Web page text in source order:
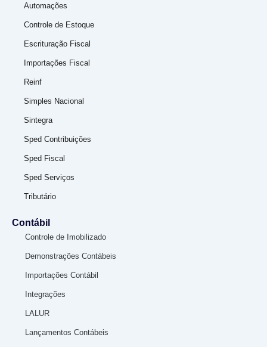
Automações
Controle de Estoque
Escrituração Fiscal
Importações Fiscal
Reinf
Simples Nacional
Sintegra
Sped Contribuições
Sped Fiscal
Sped Serviços
Tributário
Contábil
Controle de Imobilizado
Demonstrações Contábeis
Importações Contábil
Integrações
LALUR
Lançamentos Contábeis